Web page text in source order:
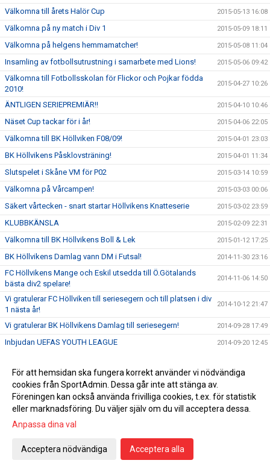
Välkomna till årets Halör Cup 2015-05-13 16:08
Välkomna på ny match i Div 1 2015-05-09 18:11
Välkomna på helgens hemmamatcher! 2015-05-08 11:04
Insamling av fotbollsutrustning i samarbete med Lions! 2015-05-06 09:42
Välkomna till Fotbollsskolan för Flickor och Pojkar födda
2010!
2015-04-27 10:26
ÄNTLIGEN SERIEPREMIÄR!! 2015-04-10 10:46
Näset Cup tackar för i år! 2015-04-06 22:05
Välkomna till BK Höllviken F08/09! 2015-04-01 23:03
BK Höllvikens Påsklovsträning! 2015-04-01 11:34
Slutspelet i Skåne VM för P02 2015-03-14 10:59
Välkomna på Vårcampen! 2015-03-03 00:06
Säkert vårtecken - snart startar Höllvikens Knatteserie 2015-03-02 23:59
KLUBBKÄNSLA 2015-02-09 22:31
Välkomna till BK Höllvikens Boll & Lek 2015-01-12 17:25
BK Höllvikens Damlag vann DM i Futsal! 2014-11-30 23:16
FC Höllvikens Mange och Eskil utsedda till Ö.Götalands
bästa div2 spelare!
2014-11-06 14:50
Vi gratulerar FC Höllviken till seriesegern och till platsen i div
1 nästa år!
2014-10-12 21:47
Vi gratulerar BK Höllvikens Damlag till seriesegern! 2014-09-28 17:49
Inbjudan UEFAS YOUTH LEAGUE 2014-09-20 12:45
Nytt nummer av Bollkoll! 2014-09-11 14:16
Välkomna till Skåne VM 2014-2015! 2014-08-28 16:06
Klubbprylar! 2014-08-21 12:37
Mästarbesök på Höllvikens IP
VEDBÆK SØLLERØD BOLDKLUB VANN ÅRETS HALÖR CUP
För att hemsidan ska fungera korrekt använder vi nödvändiga
cookies från SportAdmin. Dessa går inte att stänga av.
Föreningen kan också använda frivilliga cookies, t.ex. för statistik
eller marknadsföring. Du väljer själv om du vill acceptera dessa.
Anpassa dina val
Acceptera nödvändiga Acceptera alla